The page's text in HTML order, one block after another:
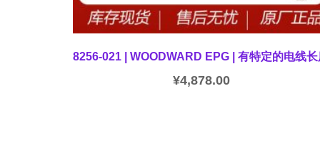
8256-021 | WOODWARD EPG | 有特定的电线
¥4,878.00